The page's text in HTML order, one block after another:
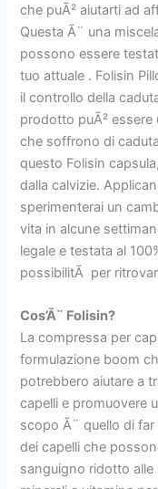
che puÃ² aiutarti ad
Questa Ã¨ una
possono essere
tuo attuale . Folisin
il controllo della
prodotto puÃ²
che soffrono di
questo Folisin
dalla calvizie.
sperimenterai un
vita in alcune
legale e testata al
possibilitÃ per
Cos’Ã¨ Folisin?
La compressa per
formulazione boom
potrebbero aiutare a
capelli e promuovere
scopo Ã¨ quello di
dei capelli che
sanguigno ridotto alle